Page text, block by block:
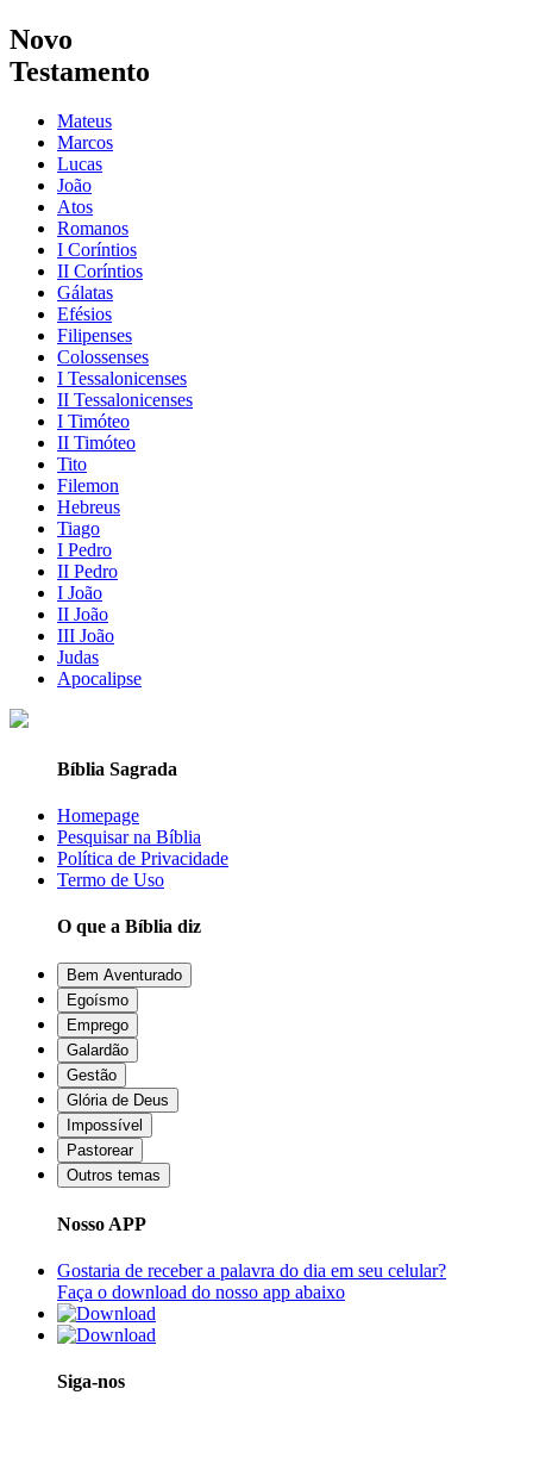
Novo
Testamento
Mateus
Marcos
Lucas
João
Atos
Romanos
I Coríntios
II Coríntios
Gálatas
Efésios
Filipenses
Colossenses
I Tessalonicenses
II Tessalonicenses
I Timóteo
II Timóteo
Tito
Filemon
Hebreus
Tiago
I Pedro
II Pedro
I João
II João
III João
Judas
Apocalipse
Bíblia Sagrada
Homepage
Pesquisar na Bíblia
Política de Privacidade
Termo de Uso
O que a Bíblia diz
Bem Aventurado
Egoísmo
Emprego
Galardão
Gestão
Glória de Deus
Impossível
Pastorear
Outros temas
Nosso APP
Gostaria de receber a palavra do dia em seu celular?
Faça o download do nosso app abaixo
Siga-nos